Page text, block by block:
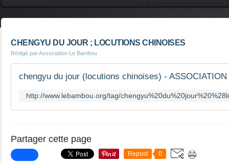
CHENGYU DU JOUR ; LOCUTIONS CHINOISES
Rédigé par Association Le Bambou
http://www.lebambou.org/tag/
Partager cette page
Repost 0